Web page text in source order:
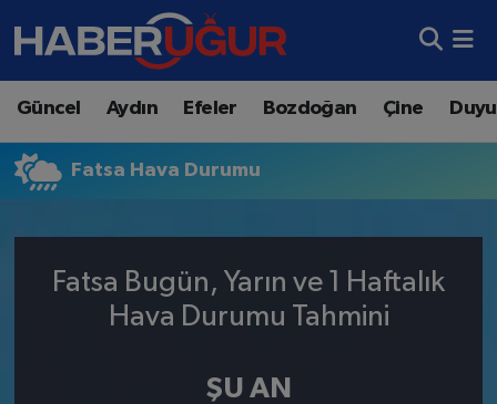
Güncel Aydın Efeler Bozdoğan Çine
Fatsa Hava Durumu
Fatsa Bugün, Yarın ve 1 Haftalık
Hava Durumu Tahmini
ŞU AN
Aydın Nöbetçi Eczaneler
Aydın Hava Durumu
Süper Lig Puan Durumu ve Fikstür